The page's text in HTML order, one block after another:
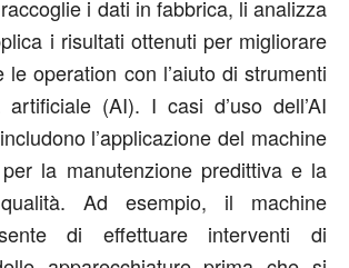
i dati in fabbrica, li analizza
i risultati ottenuti per migliorare
le operation con l’aiuto di strumenti
(AI). I casi d’uso dell’AI
l’applicazione del machine
la manutenzione predittiva e la
Ad esempio, il machine
di effettuare interventi di